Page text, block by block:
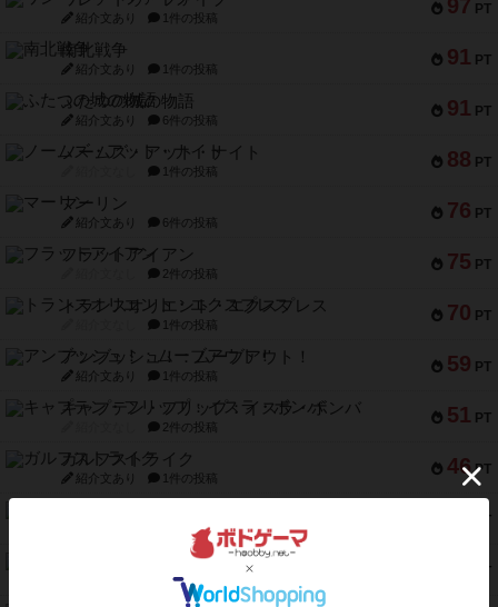
97 PT
紹介文あり 1件の投稿
91 PT
南北戦争
紹介文あり 1件の投稿
91 PT
ふたつの城の物語
紹介文あり 6件の投稿
88 PT
ノームズ・アット・ナイト
1件の投稿
76 PT
マーリン
紹介文あり 6件の投稿
75 PT
フラットアイアン
2件の投稿
70 PT
トランスオリエント・エクスプレス
1件の投稿
59 PT
アンブッシュ！：ムーブアウト！
紹介文あり 1件の投稿
51 PT
キャプテン・フリップ：イスラ・ボンバ
2件の投稿
46 PT
ガルフストライク
紹介文あり 1件の投稿
PT
8件の投稿
PT
12件の投稿